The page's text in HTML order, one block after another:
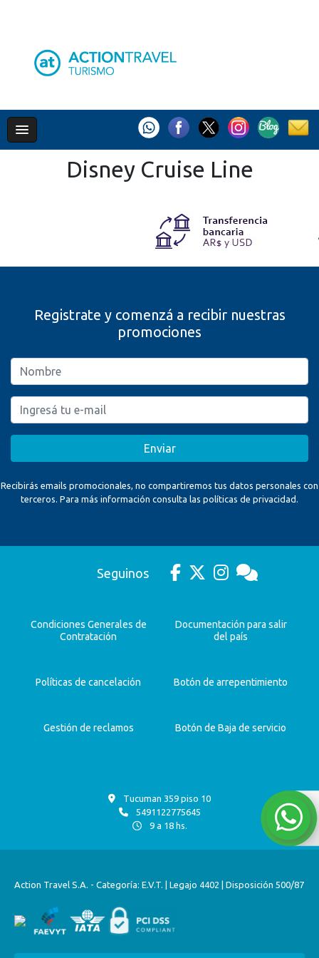
Disney Cruise Line
Registrate y comenzá a recibir nuestras
promociones
Enviar
Recibirás emails promocionales, no compartiremos tus datos personales con
terceros. Para más información consulta las políticas de privacidad.
Seguinos
Condiciones Generales de
Contratación
Documentación para salir
del país
Políticas de cancelación Botón de arrepentimiento
Gestión de reclamos Botón de Baja de servicio
Tucuman 359 piso 10
5491122775645
9 a 18 hs.
Action Travel S.A. - Categoría: E.V.T. | Legajo 4402 | Disposición 500/87